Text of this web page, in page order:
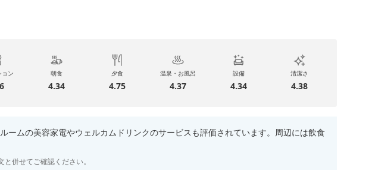
ョン 朝食
4.34
夕食
4.75
温泉・お風呂
4.37
設備
4.34
清潔さ
4.38
ムの美容家電やウェルカムドリンクのサービスも評価されています。周辺には飲食
併せてご確認ください。